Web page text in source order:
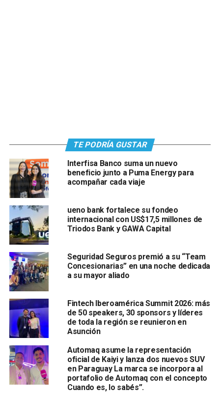
TE PODRÍA GUSTAR
Interfisa Banco suma un nuevo
beneficio junto a Puma Energy para
acompañar cada viaje
ueno bank fortalece su fondeo
internacional con US$17,5 millones de
Triodos Bank y GAWA Capital
Seguridad Seguros premió a su “Team
Concesionarias” en una noche dedicada
a su mayor aliado
Fintech Iberoamérica Summit 2026: más
de 50 speakers, 30 sponsors y líderes
de toda la región se reunieron en
Asunción
Automaq asume la representación
oficial de Kaiyi y lanza dos nuevos SUV
en Paraguay La marca se incorpora al
portafolio de Automaq con el concepto
Cuando es, lo sabés”.